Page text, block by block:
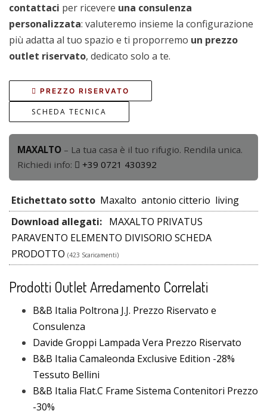
contattaci per ricevere una consulenza
personalizzata: valuteremo insieme la configurazione
più adatta al tuo spazio e ti proporremo un prezzo
outlet riservato, dedicato solo a te.
PREZZO RISERVATO
SCHEDA TECNICA
MAXALTO – La tua casa è il tuo rifugio. Rendila unica.
Richiedi info:
+39 0721 430392
Etichettato sotto Maxalto antonio citterio living
Download allegati: MAXALTO PRIVATUS
PARAVENTO ELEMENTO DIVISORIO SCHEDA
PRODOTTO (423 Scaricamenti)
Prodotti Outlet Arredamento Correlati
B&B Italia Poltrona J.J. Prezzo Riservato e
Consulenza
Davide Groppi Lampada Vera Prezzo Riservato
B&B Italia Camaleonda Exclusive Edition -28%
Tessuto Bellini
B&B Italia Flat.C Frame Sistema Contenitori Prezzo
-30%